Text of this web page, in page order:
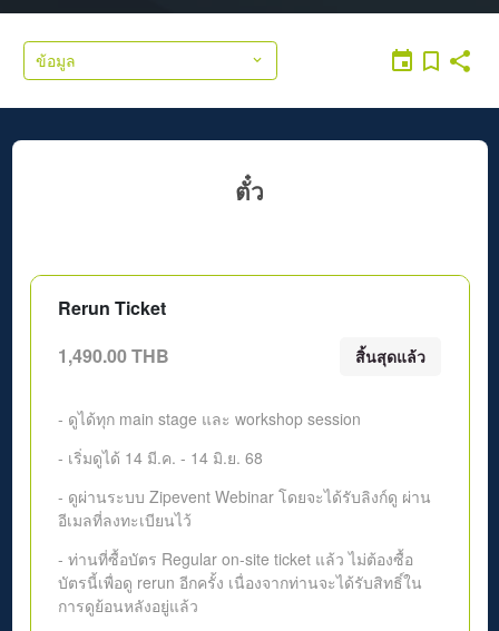
ข้อมูล
ตั๋ว
Rerun Ticket
1,490.00 THB
สิ้นสุดแล้ว
- ดูได้ทุก main stage และ workshop session
- เริ่มดูได้ 14 มี.ค. - 14 มิ.ย. 68
- ดูผ่านระบบ Zipevent Webinar โดยจะได้รับลิงก์ดู ผ่าน
อีเมลที่ลงทะเบียนไว้
- ท่านที่ซื้อบัตร Regular on-site ticket แล้ว ไม่ต้องซื้อ
บัตรนี้เพื่อดู rerun อีกครั้ง เนื่องจากท่านจะได้รับสิทธิ์ใน
การดูย้อนหลังอยู่แล้ว